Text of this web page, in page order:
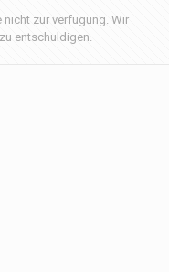
nicht zur verfügung. Wir
entschuldigen.